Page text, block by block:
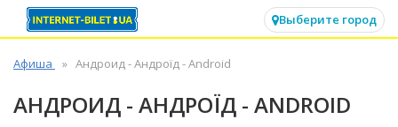
Выберите город
Афиша Андроид - Андроїд - Android
АНДРОИД - АНДРОЇД - ANDROID